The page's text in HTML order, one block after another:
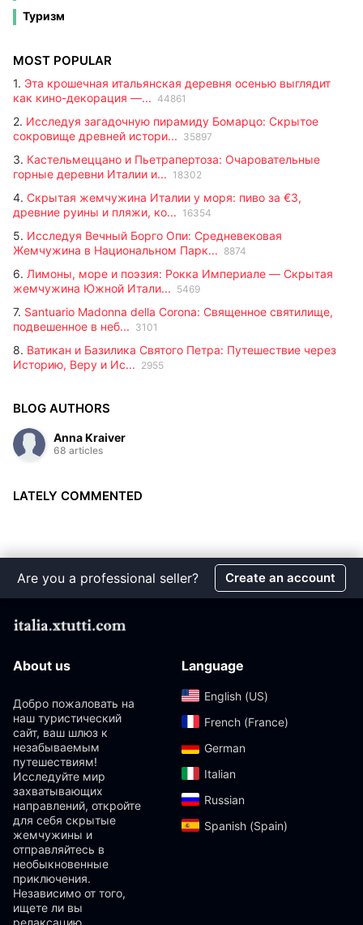
готику, ренессанс и барокко. Этот город — настоящий музей под
открытым небом, также известный своим историческим
содержит подробную информацию: площадь, местоположение,
вам недвижимость.
Туризм
MOST POPULAR
1. Эта крошечная итальянская деревня осенью выглядит
как кино-декорация —... 44861
2. Исследуя загадочную пирамиду Бомарцо: Скрытое
сокровище древней истори... 35897
3. Кастельмеццано и Пьетрапертоза: Очаровательные
горные деревни Италии и... 18302
4. Скрытая жемчужина Италии у моря: пиво за €3,
древние руины и пляжи, ко... 16354
5. Исследуя Вечный Борго Опи: Средневековая
Жемчужина в Национальном Парк... 8874
6. Лимоны, море и поэзия: Рокка Империале — Скрытая
жемчужина Южной Итали... 5469
7. Santuario Madonna della Corona: Священное святилище,
подвешенное в неб... 3101
8. Ватикан и Базилика Святого Петра: Путешествие через
Историю, Веру и Ис... 2955
BLOG AUTHORS
Anna Kraiver
68 articles
LATELY COMMENTED
Are you a professional seller? Create an account
About us
Добро пожаловать на
наш туристический
сайт, ваш шлюз к
незабываемым
путешествиям!
Исследуйте мир
захватывающих
направлений, откройте
для себя скрытые
жемчужины и
отправляйтесь в
необыкновенные
приключения.
Независимо от того,
ищете ли вы
релаксацию,
Language
English (US)‎
French (France)‎
German‎
Italian‎
Russian‎
Spanish (Spain)‎